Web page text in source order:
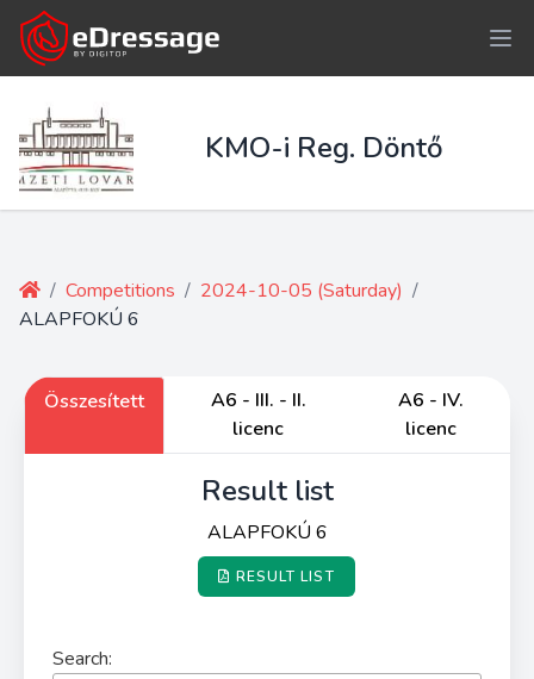
KMO-i Reg. Döntő
/ Competitions / 2024-10-05 (Saturday) /
ALAPFOKÚ 6
Összesített
A6 - III. - II.
licenc
A6 - IV.
licenc
Result list
ALAPFOKÚ 6
RESULT LIST
Search: